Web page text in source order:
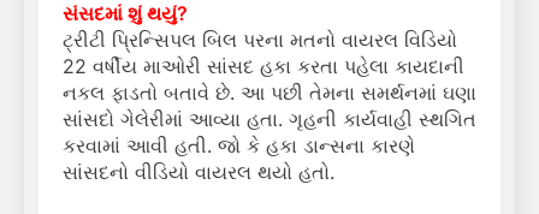
સંસદમાં શું થયું?
ટ્રીટી પ્રિન્સિપલ બિલ પરના મતનો વાયરલ વિડિયો
22 વર્ષીય માઓરી સાંસદ હકા કરતા પહેલા કાયદાની
નકલ ફાડતો બતાવે છે. આ પછી તેમના સમર્થનમાં ઘણા
સાંસદો ગેલેરીમાં આવ્યા હતા. ગૃહની કાર્યવાહી સ્થગિત
કરવામાં આવી હતી. જો કે હકા ડાન્સના કારણે
સાંસદનો વીડિયો વાયરલ થયો હતો.